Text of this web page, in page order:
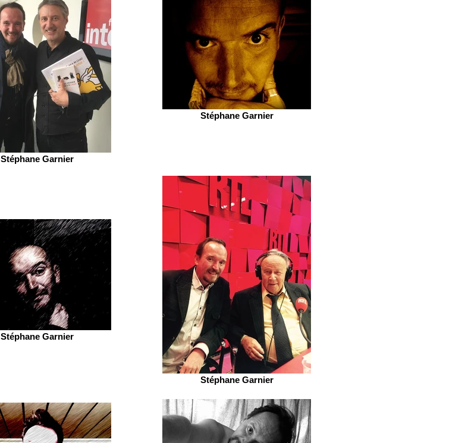
Stéphane Garnier
Stéphane Garnier
Stéphane Garnier
Stéphane Garnier